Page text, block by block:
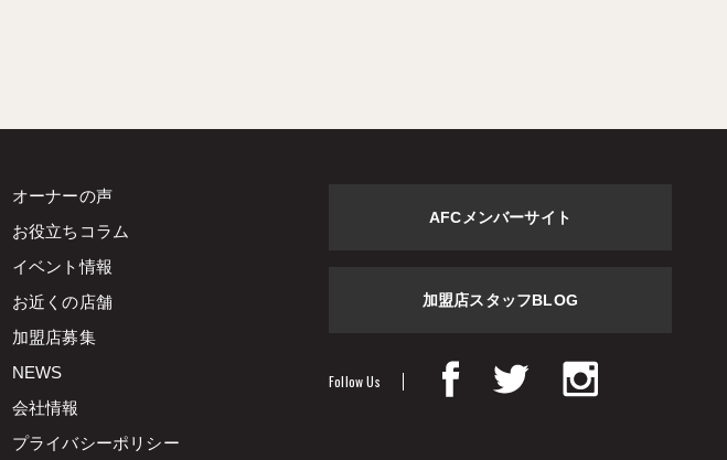
オーナーの声
お役立ちコラム
イベント情報
お近くの店舗
加盟店募集
NEWS
会社情報
プライバシーポリシー
AFCメンバーサイト
加盟店スタッフBLOG
Follow Us